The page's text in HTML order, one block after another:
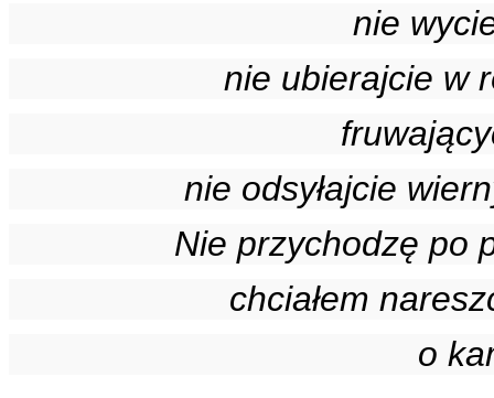
nie
nie ubierajcie w
nie odsyłajcie
Nie przychodzę po
chciałem
o